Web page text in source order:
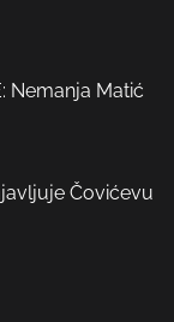
Nemanja Matić
Čovićevu